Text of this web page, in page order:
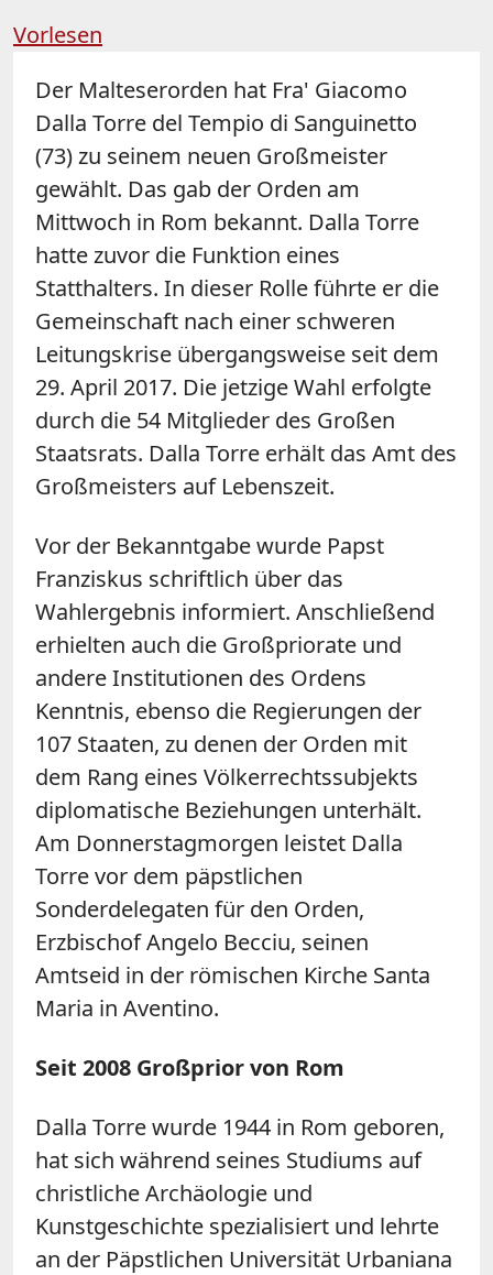
Vorlesen
Der Malteserorden hat Fra' Giacomo
Dalla Torre del Tempio di Sanguinetto
(73) zu seinem neuen Großmeister
gewählt. Das gab der Orden am
Mittwoch in Rom bekannt. Dalla Torre
hatte zuvor die Funktion eines
Statthalters. In dieser Rolle führte er die
Gemeinschaft nach einer schweren
Leitungskrise übergangsweise seit dem
29. April 2017. Die jetzige Wahl erfolgte
durch die 54 Mitglieder des Großen
Staatsrats. Dalla Torre erhält das Amt des
Großmeisters auf Lebenszeit.
Vor der Bekanntgabe wurde Papst
Franziskus schriftlich über das
Wahlergebnis informiert. Anschließend
erhielten auch die Großpriorate und
andere Institutionen des Ordens
Kenntnis, ebenso die Regierungen der
107 Staaten, zu denen der Orden mit
dem Rang eines Völkerrechtssubjekts
diplomatische Beziehungen unterhält.
Am Donnerstagmorgen leistet Dalla
Torre vor dem päpstlichen
Sonderdelegaten für den Orden,
Erzbischof Angelo Becciu, seinen
Amtseid in der römischen Kirche Santa
Maria in Aventino.
Seit 2008 Großprior von Rom
Dalla Torre wurde 1944 in Rom geboren,
hat sich während seines Studiums auf
christliche Archäologie und
Kunstgeschichte spezialisiert und lehrte
an der Päpstlichen Universität Urbaniana